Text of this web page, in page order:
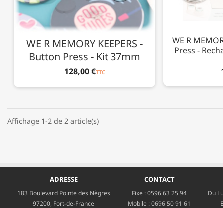
WE R MEMORY KEEPERS -
Button Press - Kit 37mm
128,00 €TTC
WE R
Press -
Affichage 1-2 de 2 article(s)
ADRESSE
183 Boulevard Pointe des Nègres
97200, Fort-de-France
CONTACT
Fixe :0596 63 25 94
Mobile :0696 50 91 61
Du